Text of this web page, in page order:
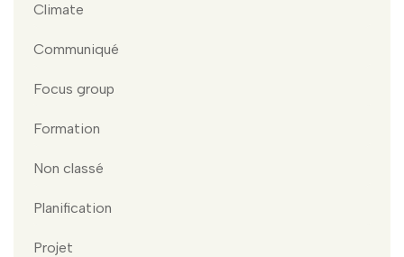
Climate
Communiqué
Focus group
Formation
Non classé
Planification
Projet